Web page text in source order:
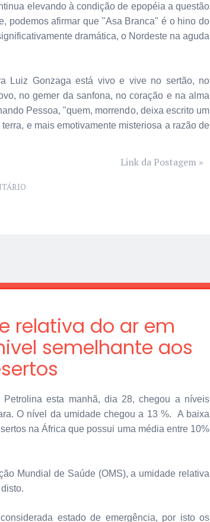
elevando à condição de epopéia a questão
podemos afirmar que "Asa Branca" é o hino do
dramática, o Nordeste na aguda
Luiz Gonzaga está vivo e vive no sertão, no
no gemer da sanfona, no coração e na alma
Pessoa, "quem, morrendo, deixa escrito um
e mais emotivamente misteriosa a razão de
Link da Postagem »
relativa do ar em
semelhante aos
Petrolina esta manhã, dia 28, chegou a níveis
O nível da umidade chegou a 13 %. A baixa
na África que possui uma média entre 10%
Mundial de Saúde (OMS), a umidade relativa
a estado de emergência, por isto os